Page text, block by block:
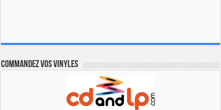
Commandez vos vinyles